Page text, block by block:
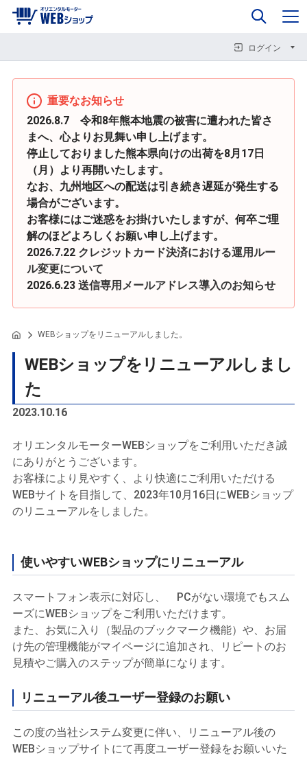
企業情報
ログイン
カート 0
重要なお知らせ
2026.8.7 令和8年熊本地震の被害に遭われた皆さ
まへ、心よりお見舞い申し上げます。
停止しておりました熊本県向けの出荷を8月17日
（月）より再開いたします。
なお、九州地区への配送は引き続き遅延が発生する
場合がございます。
お客様にはご迷惑をお掛けいたしますが、何卒ご理
解のほどよろしくお願い申し上げます。
2026.7.22 クレジットカード決済における運用ルー
ル変更について
2026.6.23 送信専用メールアドレス導入のお知らせ
WEBショップをリニューアルしました。
WEBショップをリニューアルしまし
た
2023.10.16
オリエンタルモーターWEBショップをご利用いただき誠
にありがとうございます。
お客様により見やすく、より快適にご利用いただける
WEBサイトを目指して、2023年10月16日にWEBショップ
のリニューアルをしました。
使いやすいWEBショップにリニューアル
スマートフォン表示に対応し、 PCがない環境でもスム
ーズにWEBショップをご利用いただけます。
また、お気に入り（製品のブックマーク機能）や、お届
け先の管理機能がマイページに追加され、リピートのお
見積やご購入のステップが簡単になります。
リニューアル後ユーザー登録のお願い
この度の当社システム変更に伴い、リニューアル後の
WEBショップサイトにて再度ユーザー登録をお願いいた